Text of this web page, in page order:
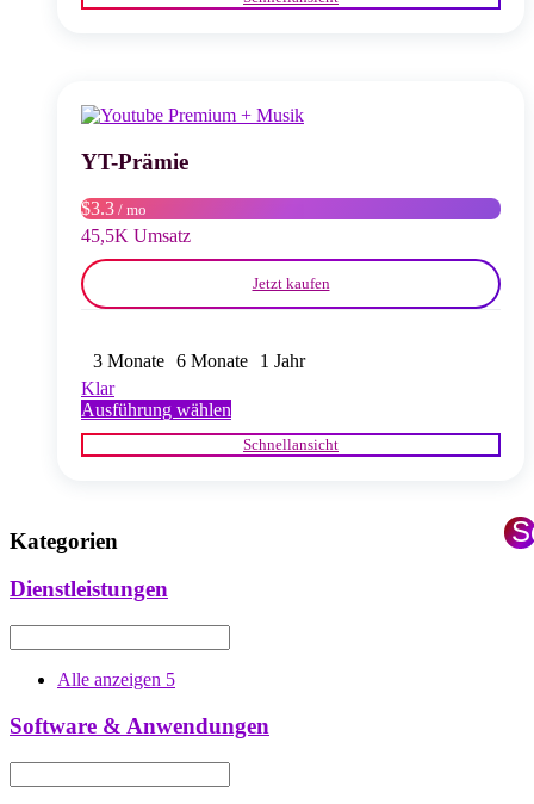
weist
Optionen
Produktseite
gewählt
YT-Prämie
$3.3 / mo
45,5K Umsatz
Jetzt kaufen
3 Monate 6 Monate
1 Jahr
Klar
Ausführung wählen
Produkt
weist
Schnellansicht
Kategorien
Dienstleistungen
Alle anzeigen 5
Software & Anwendungen